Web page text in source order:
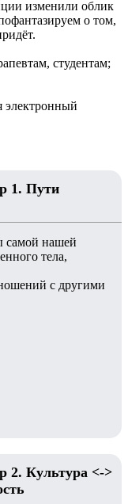
изменили облик
о том,
студентам;
электронный
1. Пути
самой нашей
тела,
с другими
2. Культура <->